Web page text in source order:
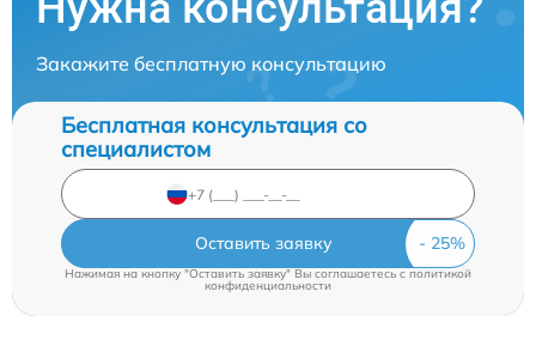
Закажите бесплатную консультацию
Бесплатная консультация со
специалистом
Оставить заявку
Нажимая на кнопку "Оставить заявку" Вы соглашаетесь c политикой
конфиденциальности